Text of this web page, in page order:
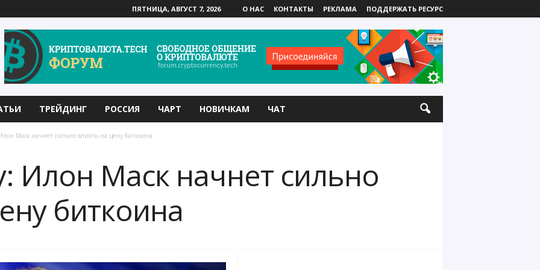
ПЯТНИЦА, АВГУСТ 7, 2026 О НАС КОНТАКТЫ РЕКЛАМА ПОДДЕРЖАТЬ РЕСУРС
ТРЕЙДИНГ РОССИЯ ЧАРТ НОВИЧКАМ ЧАТ
Маск начнет сильно влиять на цену биткоина
Илон Маск начнет сильно
биткоина